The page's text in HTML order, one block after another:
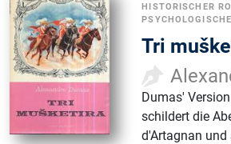
HISTORISCHER
Tri
Dumas'
schildert die
d'Artagnan und